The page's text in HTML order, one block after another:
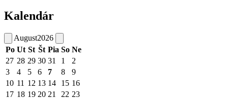
Kalendár
August2026
Po Ut St Št Pia So Ne
27 28 29 30 31 1
2
3
4 5 6 7 8
9
10 11 12 13 14 15 16
17 18 19 20 21 22 23